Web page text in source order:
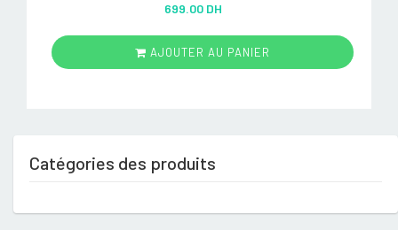
out of 5
699.00 DH
AJOUTER AU PANIER
Catégories des produits